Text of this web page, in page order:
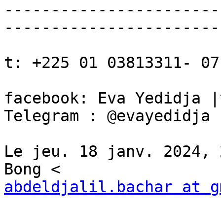
t: +225 01 03813311- 07
facebook: Eva Yedidja
Telegram : @evayedidja
Le jeu. 18 janv. 2024,
abdeldjalil.bachar at